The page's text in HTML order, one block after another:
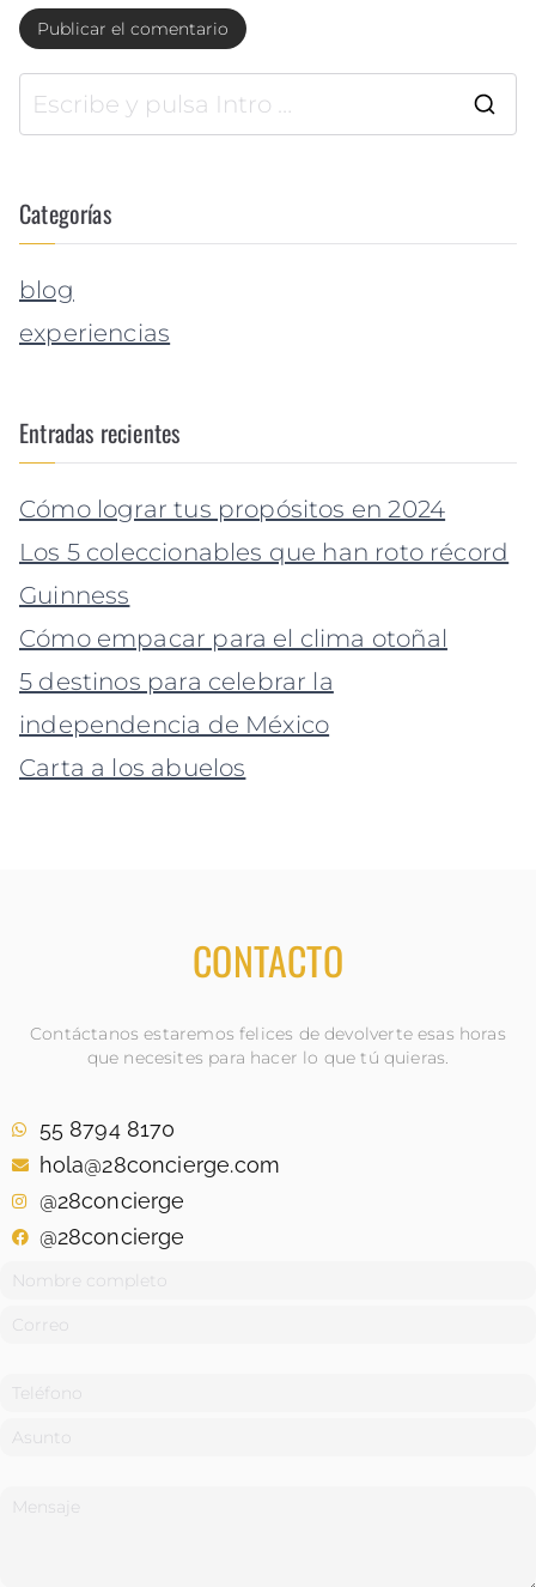
Categorías
blog
experiencias
Entradas recientes
Cómo lograr tus propósitos en 2024
Los 5 coleccionables que han roto récord
Guinness
Cómo empacar para el clima otoñal
5 destinos para celebrar la
independencia de México
Carta a los abuelos
CONTACTO
Contáctanos estaremos felices de devolverte esas horas
que necesites para hacer lo que tú quieras.
55 8794 8170
hola@28concierge.com
@28concierge
@28concierge